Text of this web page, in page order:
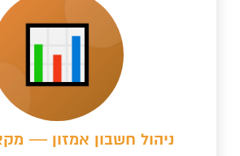
ניהול חשבון אמזון —